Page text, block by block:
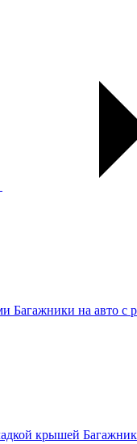
Багажники на авто с